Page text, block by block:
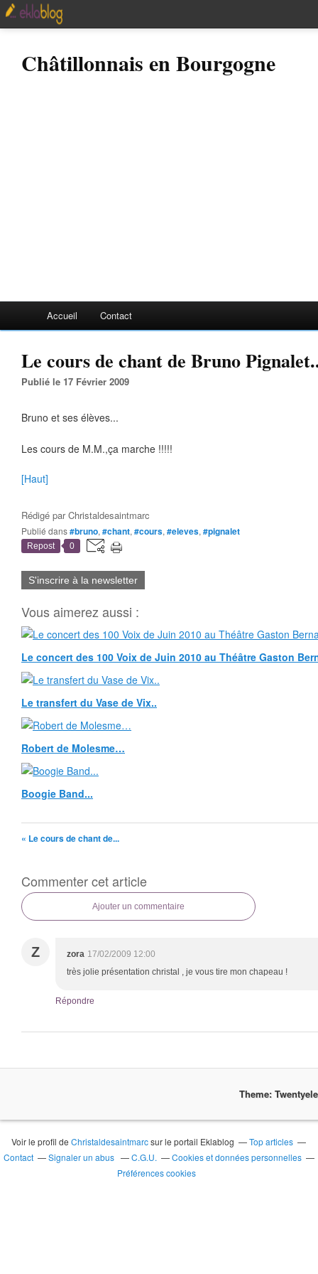
Châtillonnais en Bourgogne
Accueil Contact
Le cours de chant de Bruno
Publié le 17 Février 2009
Bruno et ses élèves...
Les cours de M.M.,ça marche !!!!!
[Haut]
Rédigé parChristaldesaintmarc
Publié dans#bruno, #chant, #cours, #eleves, #pignalet
Repost 0
S'inscrire à la newsletter
Vous aimerez aussi :
Le concert des 100 Voix de Juin 2010 au Théâtre Gaston
Le transfert du Vase de Vix..
Robert de Molesme…
Boogie Band...
« Le cours de chant de...
Commenter cet article
Ajouter un commentaire
Z zora 17/02/2009 12:00
très jolie présentation christal , je vous tire mon chapeau !
Répondre
Theme:
Voir le profil deChristaldesaintmarcsur le portail Eklablog
Top articles
Contact
Signaler un abus C.G.U.
Cookies et données personnelles
Préférences cookies